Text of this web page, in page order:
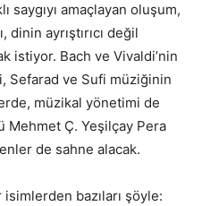
saygıyı amaçlayan oluşum,
dinin ayrıştırıcı değil
istiyor. Bach ve Vivaldi’nin
Sefarad ve Sufi müziğinin
müzikal yönetimi de
Mehmet Ç. Yeşilçay Pera
de sahne alacak.
bazıları şöyle: